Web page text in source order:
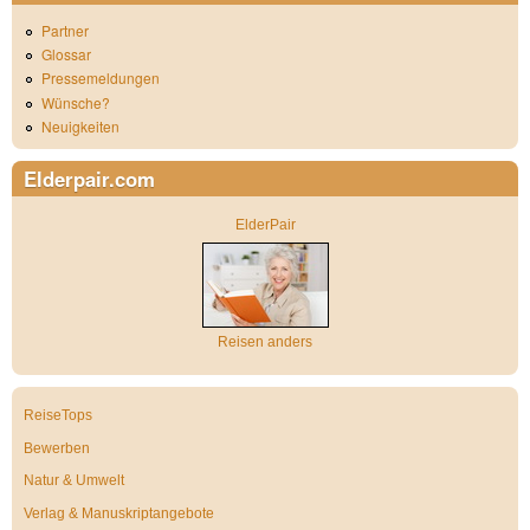
Partner
Glossar
Pressemeldungen
Wünsche?
Neuigkeiten
Elderpair.com
ElderPair
Reisen anders
ReiseTops
Bewerben
Natur & Umwelt
Verlag & Manuskriptangebote